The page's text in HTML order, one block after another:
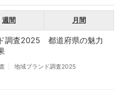
週間 月間
調査2025 都道府県の魅力
地域ブランド調査2025